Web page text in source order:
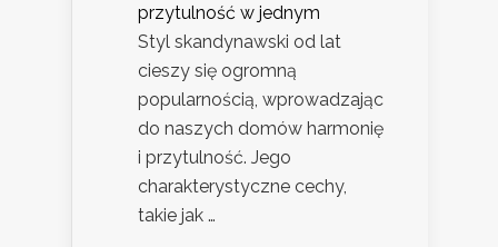
przytulność w jednym
Styl skandynawski od lat
cieszy się ogromną
popularnością, wprowadzając
do naszych domów harmonię
i przytulność. Jego
charakterystyczne cechy,
takie jak …